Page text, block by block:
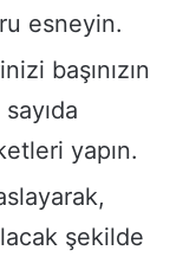
esneyin.
başınızın
yapın.
şekilde